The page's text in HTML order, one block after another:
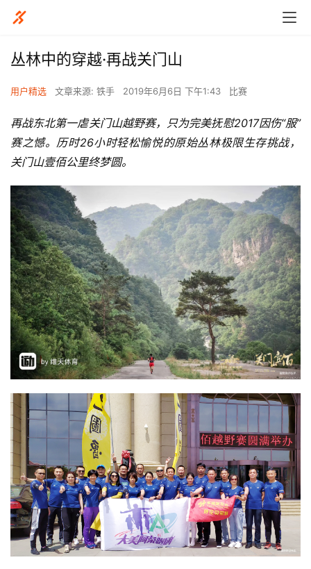
丛林中的穿越·再战关门山
用户精选 文章来源: 铁手 2019年6月6日 下午1:43 比赛
再战东北第一虐关门山越野赛，只为完美抚慰2017因伤“服”
赛之憾。历时26小时轻松愉悦的原始丛林极限生存挑战，
关门山壹佰公里终梦圆。